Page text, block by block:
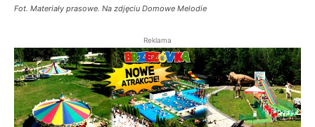
Fot. Materiały prasowe. Na zdjęciu Domowe Melodie
Reklama